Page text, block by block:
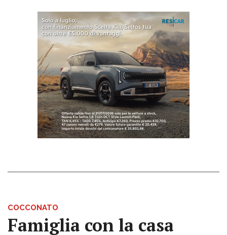
COCCONATO
Famiglia con la casa